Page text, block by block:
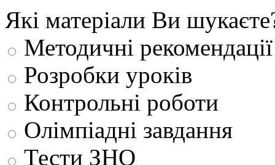
Які матеріали Ви
Методичні рекомендації
Розробки уроків
Контрольні роботи
Олімпіадні завдання
Тести ЗНО